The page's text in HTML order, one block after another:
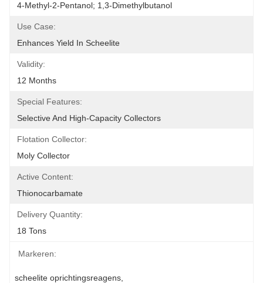
4-Methyl-2-Pentanol; 1,3-Dimethylbutanol
Use Case:
Enhances Yield In Scheelite
Validity:
12 Months
Special Features:
Selective And High-Capacity Collectors
Flotation Collector:
Moly Collector
Active Content:
Thionocarbamate
Delivery Quantity:
18 Tons
Markeren:
scheelite oprichtingsreagens